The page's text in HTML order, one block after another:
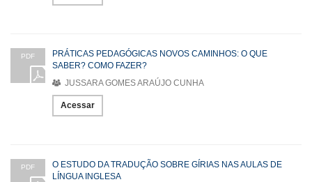
PDF
PRÁTICAS PEDAGÓGICAS NOVOS CAMINHOS: O QUE
SABER? COMO FAZER?
JUSSARA GOMES ARAÚJO CUNHA
Acessar
PDF
O ESTUDO DA TRADUÇÃO SOBRE GÍRIAS NAS AULAS DE
LÍNGUA INGLESA